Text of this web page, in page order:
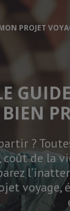
PROJET
?
de la
voyage,